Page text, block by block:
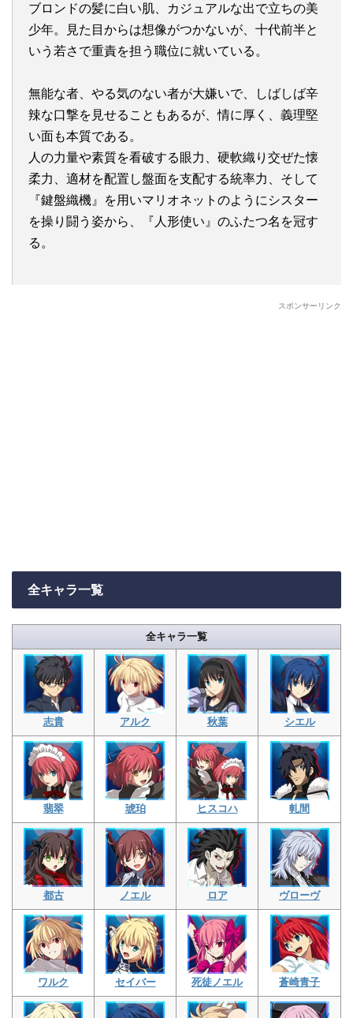
ブロンドの髪に白い肌、カジュアルな出で立ちの美
少年。見た目からは想像がつかないが、十代前半と
いう若さで重責を担う職位に就いている。
無能な者、やる気のない者が大嫌いで、しばしば辛
辣な口撃を見せることもあるが、情に厚く、義理堅
い面も本質である。
人の力量や素質を看破する眼力、硬軟織り交ぜた懐
柔力、適材を配置し盤面を支配する統率力、そして
『鍵盤織機』
を用いマリオネットのようにシスター
を操り闘う姿から、『人形使い』のふたつ名を冠す
る。
スポンサーリンク
全キャラ一覧
全キャラ一覧
志貴 アルク 秋葉 シエル
翡翠 琥珀 ヒスコハ 軋間
都古 ノエル ロア ヴローヴ
ワルク セイバー 死徒ノエル 蒼崎青子